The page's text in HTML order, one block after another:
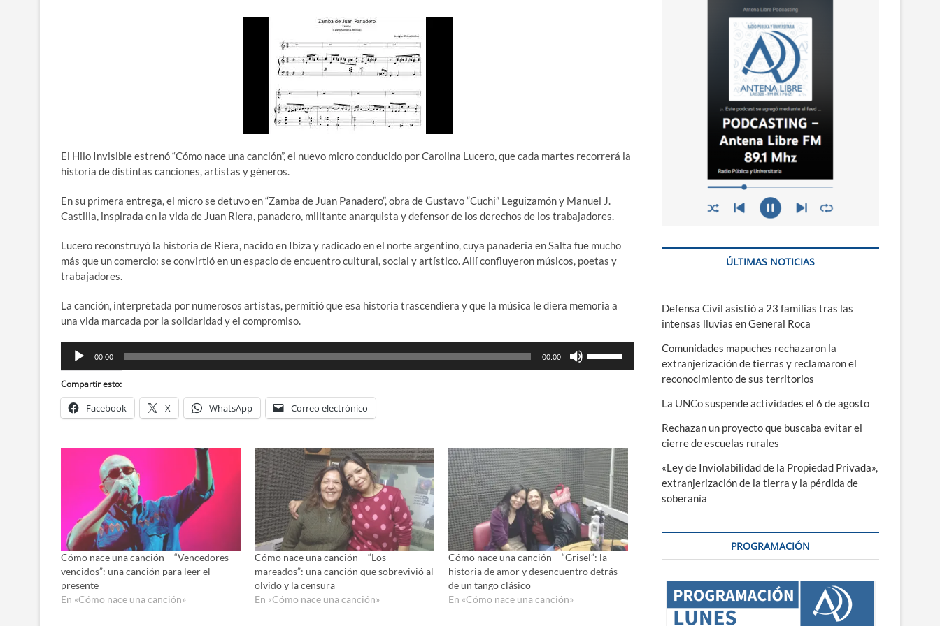
El Hilo Invisible estrenó “Cómo nace una canción”, el nuevo micro conducido por Carolina Lucero, que cada martes recorrerá la
historia de distintas canciones, artistas y géneros.
En su primera entrega, el micro se detuvo en “Zamba de Juan Panadero”, obra de Gustavo “Cuchi” Leguizamón y Manuel J.
Castilla, inspirada en la vida de Juan Riera, panadero, militante anarquista y defensor de los derechos de los trabajadores.
Lucero reconstruyó la historia de Riera, nacido en Ibiza y radicado en el norte argentino, cuya panadería en Salta fue mucho
más que un comercio: se convirtió en un espacio de encuentro cultural, social y artístico. Allí confluyeron músicos, poetas y
trabajadores.
La canción, interpretada por numerosos artistas, permitió que esa historia trascendiera y que la música le diera memoria a
una vida marcada por la solidaridad y el compromiso.
Reproductor
audio
00:00 00:00
aumentar
disminuir
el
volumen.
Compartir esto:
Facebook X WhatsApp Correo electrónico
Cómo nace una canción – “Vencedores
vencidos”: una canción para leer el
presente
En «Cómo nace una canción»
Cómo nace una canción – “Los
mareados”: una canción que sobrevivió al
olvido y la censura
En «Cómo nace una canción»
Cómo nace una canción – “Grisel”: la
historia de amor y desencuentro detrás
de un tango clásico
En «Cómo nace una canción»
ÚLTIMAS NOTICIAS
Defensa Civil asistió a 23 familias tras las
intensas lluvias en General Roca
Comunidades mapuches rechazaron la
extranjerización de tierras y reclamaron el
reconocimiento de sus territorios
La UNCo suspende actividades el 6 de agosto
Rechazan un proyecto que buscaba evitar el
cierre de escuelas rurales
«Ley de Inviolabilidad de la Propiedad Privada»,
extranjerización de la tierra y la pérdida de
soberanía
PROGRAMACIÓN